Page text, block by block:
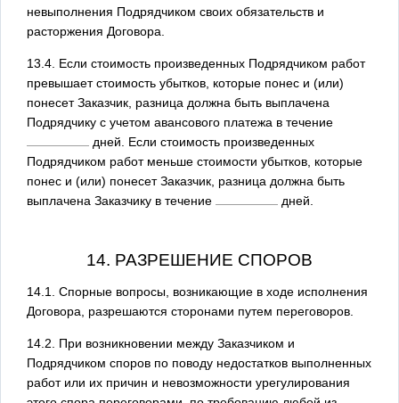
невыполнения Подрядчиком своих обязательств и
расторжения Договора.
13.4. Если стоимость произведенных Подрядчиком работ
превышает стоимость убытков, которые понес и (или)
понесет Заказчик, разница должна быть выплачена
Подрядчику с учетом авансового платежа в течение
дней. Если стоимость произведенных
Подрядчиком работ меньше стоимости убытков, которые
понес и (или) понесет Заказчик, разница должна быть
выплачена Заказчику в течение
дней.
14. РАЗРЕШЕНИЕ СПОРОВ
14.1. Спорные вопросы, возникающие в ходе исполнения
Договора, разрешаются сторонами путем переговоров.
14.2. При возникновении между Заказчиком и
Подрядчиком споров по поводу недостатков выполненных
работ или их причин и невозможности урегулирования